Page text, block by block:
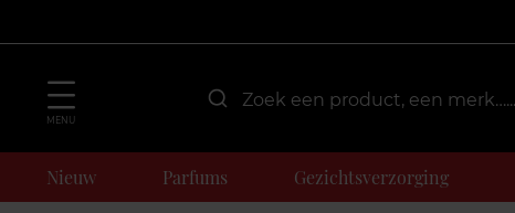
MENU
Nieuw Parfums Gezichtsverzorging